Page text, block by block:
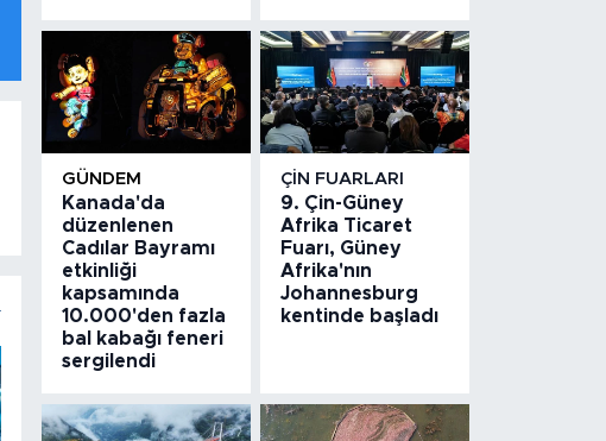
GÜNDEM
Kanada'da
düzenlenen
Cadılar Bayramı
etkinliği
kapsamında
10.000'den fazla
bal kabağı feneri
sergilendi
ÇIN FUARLARI
9. Çin-Güney
Afrika Ticaret
Fuarı, Güney
Afrika'nın
Johannesburg
kentinde başladı